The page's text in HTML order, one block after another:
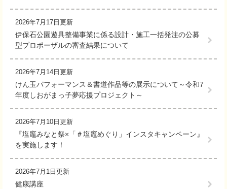
2026年7月17日更新
伊保石公園遊具整備事業に係る設計・施工一括発注の公募
型プロポーザルの審査結果について
2026年7月14日更新
けん玉パフォーマンス＆書道作品等の展示について～令和7
年度しおがまっ子夢応援プロジェクト～
2026年7月10日更新
『塩竈みなと祭×「＃塩竈めぐり」インスタキャンペーン』
を実施します！
2026年7月1日更新
健康講座